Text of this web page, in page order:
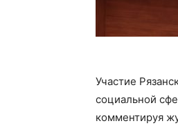
Участие
социальной
комментируя